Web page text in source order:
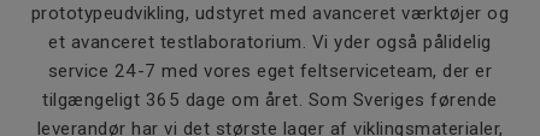
prototypeudvikling, udstyret med avanceret værktøjer og
et avanceret testlaboratorium. Vi yder også pålidelig
service 24-7 med vores eget feltserviceteam, der er
tilgængeligt 365 dage om året. Som Sveriges førende
leverandør har vi det største lager af viklingsmaterialer,